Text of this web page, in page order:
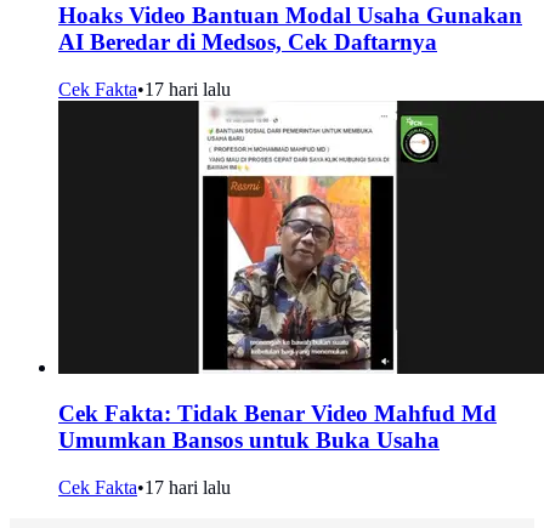
Hoaks Video Bantuan Modal Usaha Gunakan
AI Beredar di Medsos, Cek Daftarnya
Cek Fakta•17 hari lalu
Cek Fakta: Tidak Benar Video Mahfud Md
Umumkan Bansos untuk Buka Usaha
Cek Fakta•17 hari lalu